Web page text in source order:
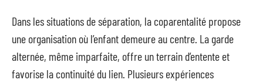
Dans les situations de séparation, la coparentalité propose
une organisation où l’enfant demeure au centre. La garde
alternée, même imparfaite, offre un terrain d’entente et
favorise la continuité du lien. Plusieurs expériences